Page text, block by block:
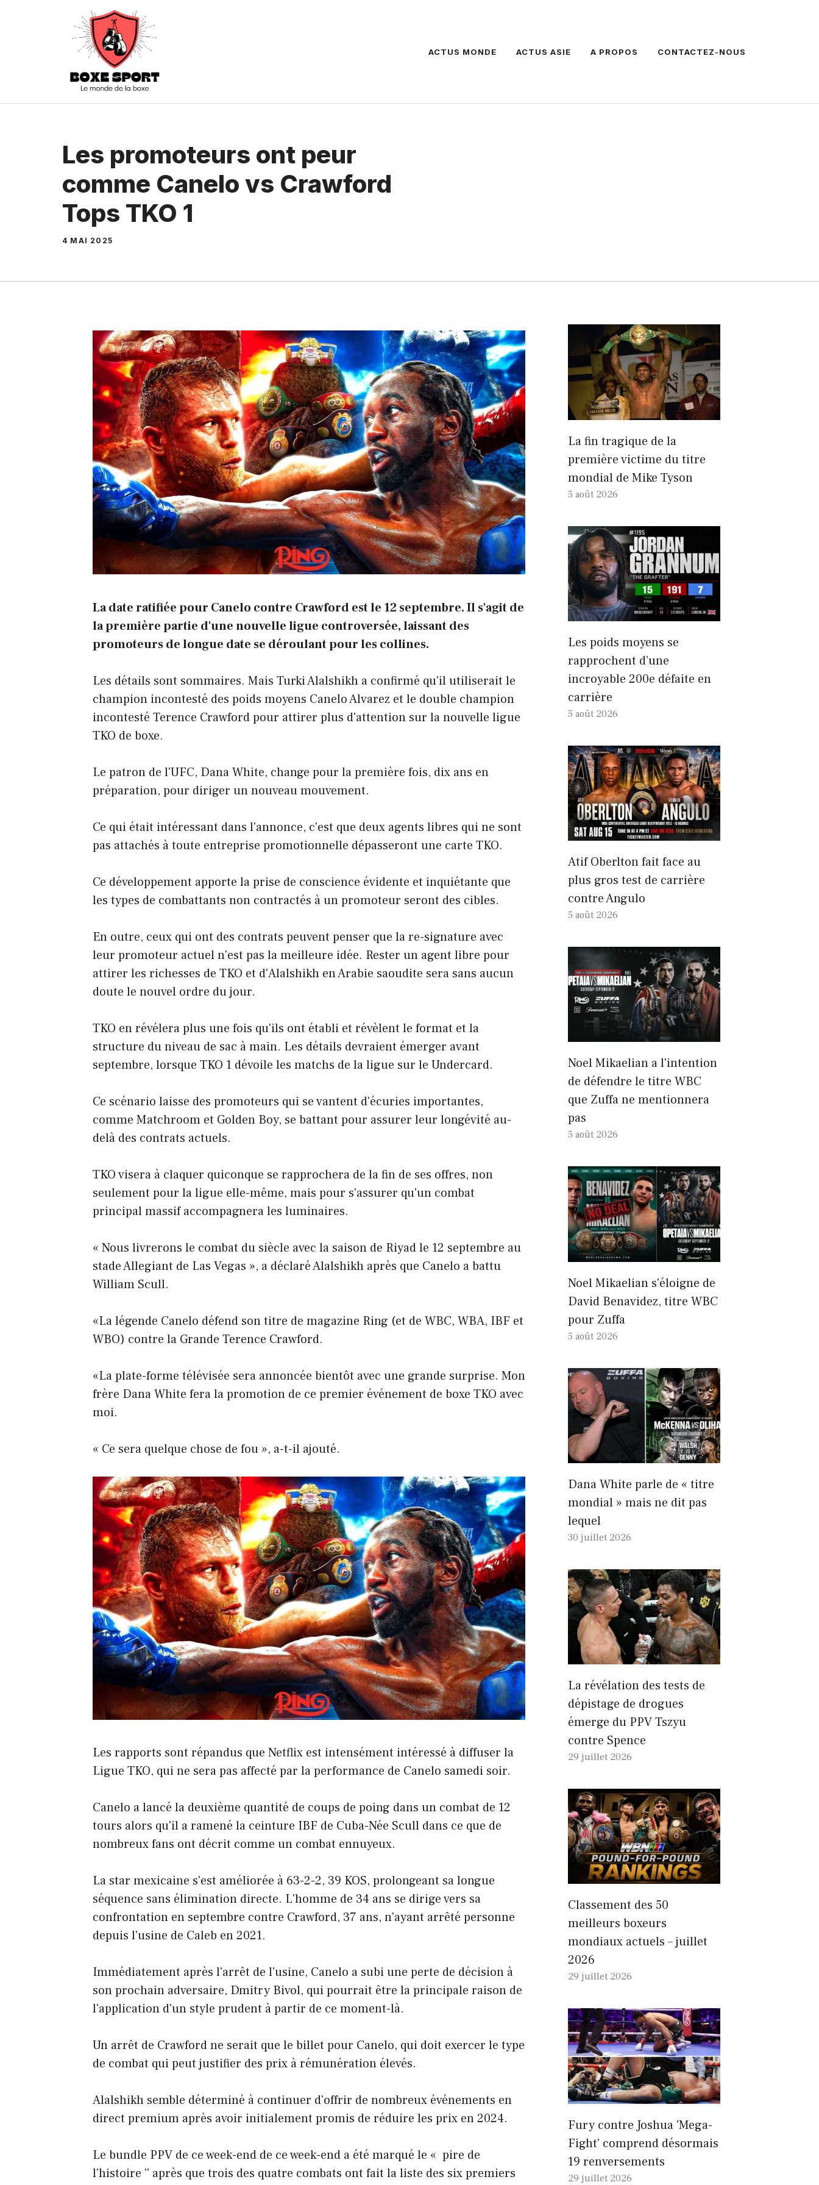
ACTUS MONDE ACTUS ASIE A PROPOS CONTACTEZ-NOUS
Les promoteurs ont peur
comme Canelo vs Crawford
Tops TKO 1
4 MAI 2025
La date ratifiée pour Canelo contre Crawford est le 12 septembre. Il s'agit de
la première partie d'une nouvelle ligue controversée, laissant des
promoteurs de longue date se déroulant pour les collines.
Les détails sont sommaires. Mais Turki Alalshikh a confirmé qu'il utiliserait le
champion incontesté des poids moyens Canelo Alvarez et le double champion
incontesté Terence Crawford pour attirer plus d'attention sur la nouvelle ligue
TKO de boxe.
Le patron de l'UFC, Dana White, change pour la première fois, dix ans en
préparation, pour diriger un nouveau mouvement.
Ce qui était intéressant dans l'annonce, c'est que deux agents libres qui ne sont
pas attachés à toute entreprise promotionnelle dépasseront une carte TKO.
Ce développement apporte la prise de conscience évidente et inquiétante que
les types de combattants non contractés à un promoteur seront des cibles.
En outre, ceux qui ont des contrats peuvent penser que la re-signature avec
leur promoteur actuel n'est pas la meilleure idée. Rester un agent libre pour
attirer les richesses de TKO et d'Alalshikh en Arabie saoudite sera sans aucun
doute le nouvel ordre du jour.
TKO en révélera plus une fois qu'ils ont établi et révèlent le format et la
structure du niveau de sac à main. Les détails devraient émerger avant
septembre, lorsque TKO 1 dévoile les matchs de la ligue sur le Undercard.
Ce scénario laisse des promoteurs qui se vantent d'écuries importantes,
comme Matchroom et Golden Boy, se battant pour assurer leur longévité au-
delà des contrats actuels.
TKO visera à claquer quiconque se rapprochera de la fin de ses offres, non
seulement pour la ligue elle-même, mais pour s'assurer qu'un combat
principal massif accompagnera les luminaires.
« Nous livrerons le combat du siècle avec la saison de Riyad le 12 septembre au
stade Allegiant de Las Vegas », a déclaré Alalshikh après que Canelo a battu
William Scull.
«La légende Canelo défend son titre de magazine Ring (et de WBC, WBA, IBF et
WBO) contre la Grande Terence Crawford.
«La plate-forme télévisée sera annoncée bientôt avec une grande surprise. Mon
frère Dana White fera la promotion de ce premier événement de boxe TKO avec
moi.
« Ce sera quelque chose de fou », a-t-il ajouté.
Les rapports sont répandus que Netflix est intensément intéressé à diffuser la
Ligue TKO, qui ne sera pas affecté par la performance de Canelo samedi soir.
Canelo a lancé la deuxième quantité de coups de poing dans un combat de 12
tours alors qu'il a ramené la ceinture IBF de Cuba-Née Scull dans ce que de
nombreux fans ont décrit comme un combat ennuyeux.
La star mexicaine s'est améliorée à 63-2-2, 39 KOS, prolongeant sa longue
séquence sans élimination directe. L'homme de 34 ans se dirige vers sa
confrontation en septembre contre Crawford, 37 ans, n'ayant arrêté personne
depuis l'usine de Caleb en 2021.
Immédiatement après l'arrêt de l'usine, Canelo a subi une perte de décision à
son prochain adversaire, Dmitry Bivol, qui pourrait être la principale raison de
l'application d'un style prudent à partir de ce moment-là.
Un arrêt de Crawford ne serait que le billet pour Canelo, qui doit exercer le type
de combat qui peut justifier des prix à rémunération élevés.
Alalshikh semble déterminé à continuer d'offrir de nombreux événements en
direct premium après avoir initialement promis de réduire les prix en 2024.
Le bundle PPV de ce week-end de ce week-end a été marqué le « pire de
l'histoire '' après que trois des quatre combats ont fait la liste des six premiers
La fin tragique de la
première victime du titre
mondial de Mike Tyson
5 août 2026
Les poids moyens se
rapprochent d’une
incroyable 200e défaite en
carrière
5 août 2026
Atif Oberlton fait face au
plus gros test de carrière
contre Angulo
5 août 2026
Noel Mikaelian a l'intention
de défendre le titre WBC
que Zuffa ne mentionnera
pas
5 août 2026
Noel Mikaelian s'éloigne de
David Benavidez, titre WBC
pour Zuffa
5 août 2026
Dana White parle de « titre
mondial » mais ne dit pas
lequel
30 juillet 2026
La révélation des tests de
dépistage de drogues
émerge du PPV Tszyu
contre Spence
29 juillet 2026
Classement des 50
meilleurs boxeurs
mondiaux actuels – juillet
2026
29 juillet 2026
Fury contre Joshua 'Mega-
Fight' comprend désormais
19 renversements
29 juillet 2026